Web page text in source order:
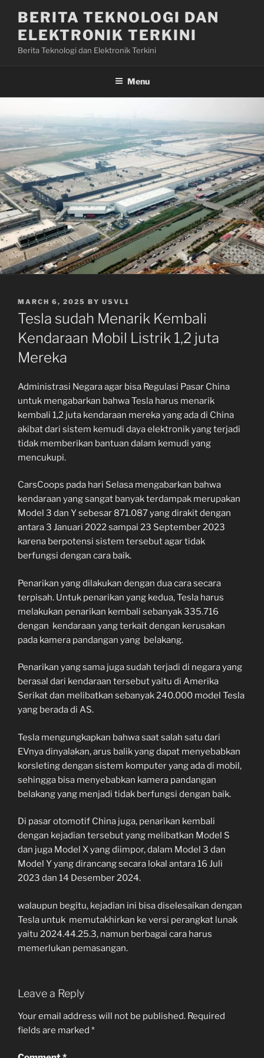
content
BERITA TEKNOLOGI DAN
ELEKTRONIK TERKINI
Berita Teknologi dan Elektronik Terkini
Menu
POSTED
ON
MARCH 6, 2025 BY USVL1
Tesla sudah Menarik Kembali
Kendaraan Mobil Listrik 1,2 juta
Mereka
Administrasi Negara agar bisa Regulasi Pasar China
untuk mengabarkan bahwa Tesla harus menarik
kembali 1,2 juta kendaraan mereka yang ada di China
akibat dari sistem kemudi daya elektronik yang terjadi
tidak memberikan bantuan dalam kemudi yang
mencukupi.
CarsCoops pada hari Selasa mengabarkan bahwa
kendaraan yang sangat banyak terdampak merupakan
Model 3 dan Y sebesar 871.087 yang dirakit dengan
antara 3 Januari 2022 sampai 23 September 2023
karena berpotensi sistem tersebut agar tidak
berfungsi dengan cara baik.
Penarikan yang dilakukan dengan dua cara secara
terpisah. Untuk penarikan yang kedua, Tesla harus
melakukan penarikan kembali sebanyak 335.716
dengan kendaraan yang terkait dengan kerusakan
pada kamera pandangan yang belakang.
Penarikan yang sama juga sudah terjadi di negara yang
berasal dari kendaraan tersebut yaitu di Amerika
Serikat dan melibatkan sebanyak 240.000 model Tesla
yang berada di AS.
Tesla mengungkapkan bahwa saat salah satu dari
EVnya dinyalakan, arus balik yang dapat menyebabkan
korsleting dengan sistem komputer yang ada di mobil,
sehingga bisa menyebabkan kamera pandangan
belakang yang menjadi tidak berfungsi dengan baik.
Di pasar otomotif China juga, penarikan kembali
dengan kejadian tersebut yang melibatkan Model S
dan juga Model X yang diimpor, dalam Model 3 dan
Model Y yang dirancang secara lokal antara 16 Juli
2023 dan 14 Desember 2024.
walaupun begitu, kejadian ini bisa diselesaikan dengan
Tesla untuk memutakhirkan ke versi perangkat lunak
yaitu 2024.44.25.3, namun berbagai cara harus
memerlukan pemasangan.
Leave a Reply
Your email address will not be published. Required
fields are marked *